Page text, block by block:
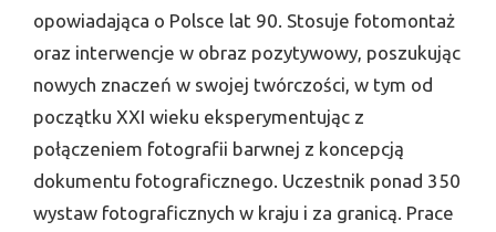
opowiadająca o Polsce lat 90. Stosuje fotomontaż
oraz interwencje w obraz pozytywowy, poszukując
nowych znaczeń w swojej twórczości, w tym od
początku XXI wieku eksperymentując z
połączeniem fotografii barwnej z koncepcją
dokumentu fotograficznego. Uczestnik ponad 350
wystaw fotograficznych w kraju i za granicą. Prace